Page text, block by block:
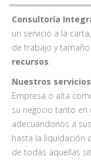
Consultoría
un servicio a la
de trabajo y
recursos.
Nuestros servicios
Empresa o alta
su negocio tanto
adecuándonos a
hasta la liquidación
de todas aquellas